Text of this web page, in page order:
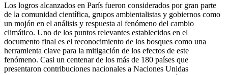
Los logros alcanzados en París fueron considerados por gran parte
de la comunidad científica, grupos ambientalistas y gobiernos como
un mojón en el análisis y respuesta al fenómeno del cambio
climático. Uno de los puntos relevantes establecidos en el
documento final es el reconocimiento de los bosques como una
herramienta clave para la mitigación de los efectos de este
fenómeno. Casi un centenar de los más de 180 países que
presentaron contribuciones nacionales a Naciones Unidas